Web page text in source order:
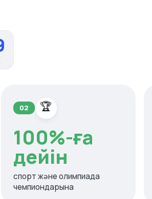
02 🏆
100%-ға
дейін
спорт және олимпиада
чемпиондарына